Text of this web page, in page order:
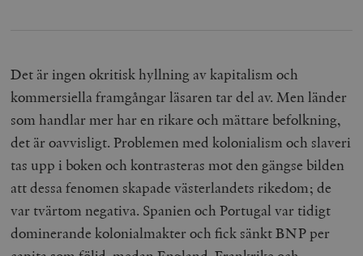
Det är ingen okritisk hyllning av kapitalism och
kommersiella framgångar läsaren tar del av. Men länder
som handlar mer har en rikare och mättare befolkning,
det är oavvisligt. Problemen med kolonialism och slaveri
tas upp i boken och kontrasteras mot den gängse bilden
att dessa fenomen skapade västerlandets rikedom; de
var tvärtom negativa. Spanien och Portugal var tidigt
dominerande kolonialmakter och fick sänkt BNP per
_hjAbsoluteSessionInProgress
Hotjar Ltd